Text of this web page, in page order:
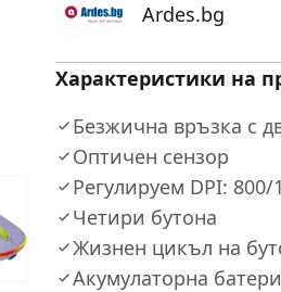
Характеристики на
Безжична връзка с
Оптичен сензор
Регулируем DPI: 800/
Четири бутона
Жизнен цикъл на
Акумулаторна
Ardes.bg